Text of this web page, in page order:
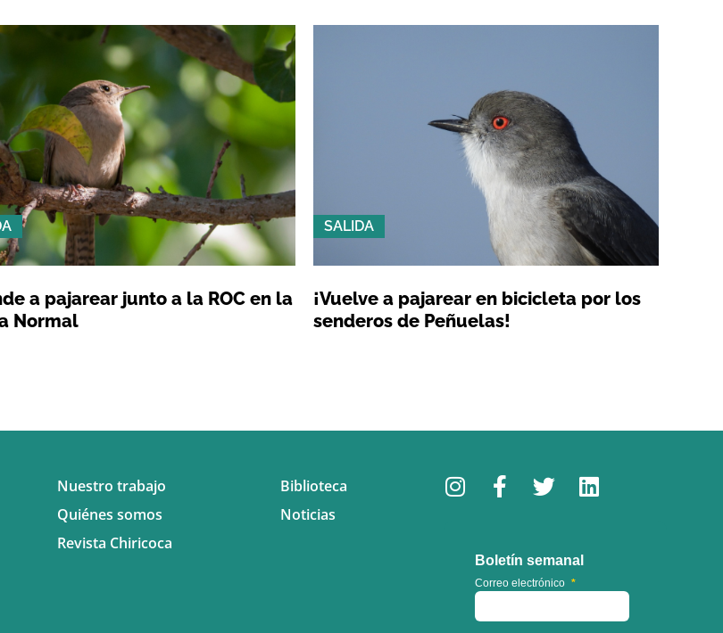
a pajarear junto a la ROC en la
Normal
SALIDA
¡Vuelve a pajarear en bicicleta por los
senderos de Peñuelas!
Nuestro trabajo
Quiénes somos
Revista Chiricoca
Biblioteca
Noticias
Boletín semanal
Correo electrónico *